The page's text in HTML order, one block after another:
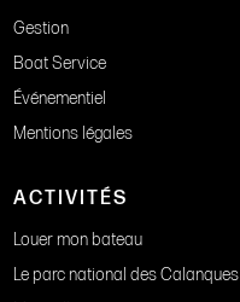
Gestion
Boat Service
Événementiel
Mentions légales
ACTIVITÉS
Louer mon bateau
Le parc national des Calanques